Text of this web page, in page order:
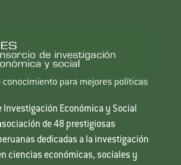
Investigación Económica y Social
de 48 prestigiosas
dedicadas a la investigación
ciencias económicas, sociales y